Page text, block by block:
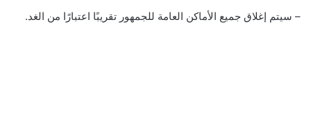
– سيتم إغلاق جميع الأماكن العامة للجمهور تقريبًا اعتبارًا من الغد.